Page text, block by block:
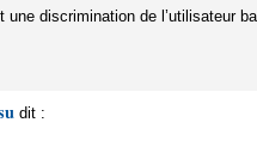
une discrimination de l’utilisateur
dit :